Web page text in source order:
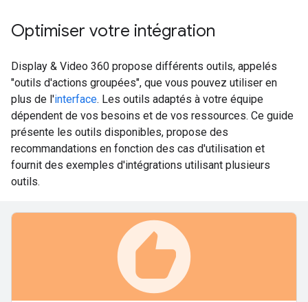
Optimiser votre intégration
Display & Video 360 propose différents outils, appelés
"outils d'actions groupées", que vous pouvez utiliser en
plus de l'interface. Les outils adaptés à votre équipe
dépendent de vos besoins et de vos ressources. Ce guide
présente les outils disponibles, propose des
recommandations en fonction des cas d'utilisation et
fournit des exemples d'intégrations utilisant plusieurs
outils.
recommend